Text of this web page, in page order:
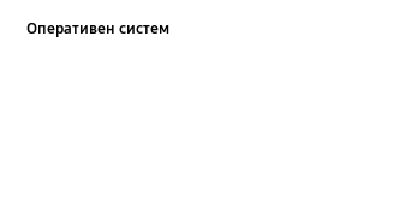
Оперативен систем